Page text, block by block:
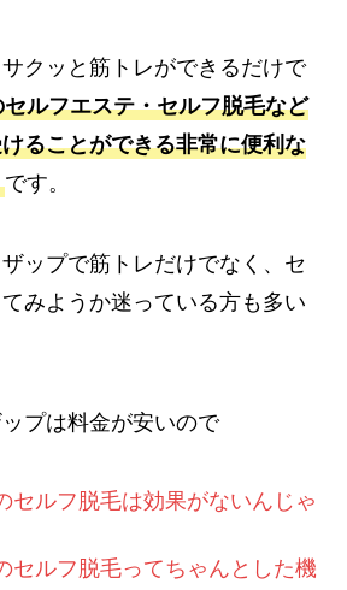
クッと筋トレができるだけで
ルフエステ・セルフ脱毛など
ることができる非常に便利な
です。
ップで筋トレだけでなく、セ
みようか迷っている方も多い
プは料金が安いので
セルフ脱毛は効果がないんじゃ
セルフ脱毛ってちゃんとした機